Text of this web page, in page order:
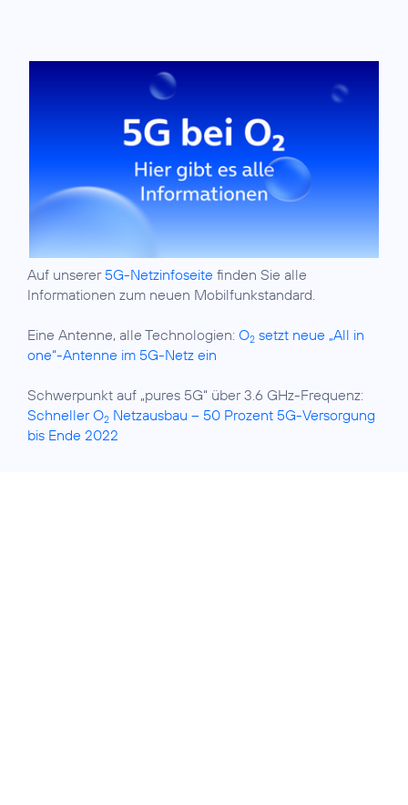
Auf unserer 5G-Netzinfoseite finden Sie alle
Informationen zum neuen Mobilfunkstandard.
Eine Antenne, alle Technologien: O2 setzt neue „All in
one“-Antenne im 5G-Netz ein
Schwerpunkt auf „pures 5G“ über 3.6 GHz-Frequenz:
Schneller O2 Netzausbau – 50 Prozent 5G-Versorgung
bis Ende 2022